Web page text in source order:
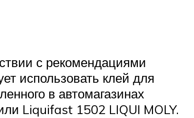
с рекомендациями
использовать клей для
в автомагазинах
Liquifast 1502 LIQUI MOLY.